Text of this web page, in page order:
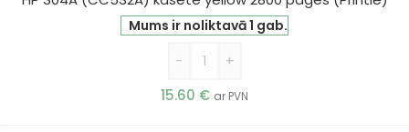
Mums ir noliktavā 1 gab.
-
+
15.60 € ar PVN